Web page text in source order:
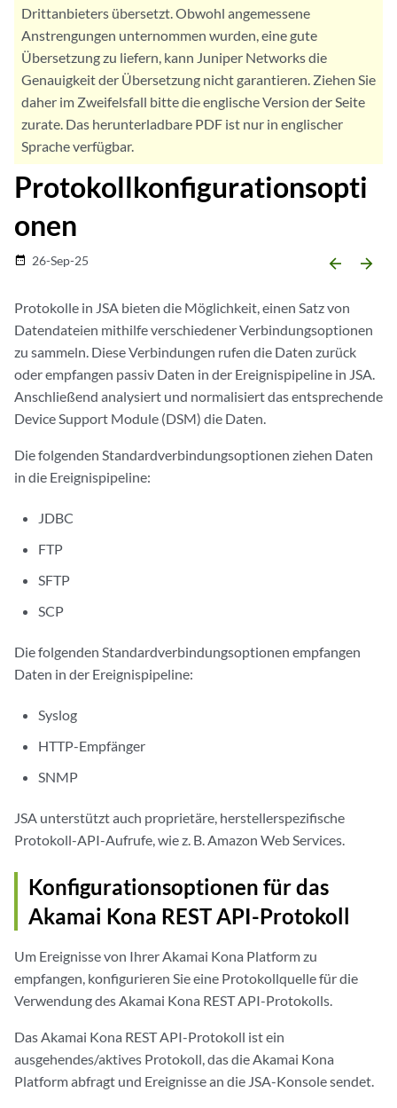
Drittanbieters übersetzt. Obwohl angemessene
Anstrengungen unternommen wurden, eine gute
Übersetzung zu liefern, kann Juniper Networks die
Genauigkeit der Übersetzung nicht garantieren. Ziehen Sie
daher im Zweifelsfall bitte die englische Version der Seite
zurate. Das herunterladbare PDF ist nur in englischer
Sprache verfügbar.
Protokollkonfigurationsopti
onen
date_range 26-Sep-25 arrow_backward arrow_forward
Protokolle in JSA bieten die Möglichkeit, einen Satz von
Datendateien mithilfe verschiedener Verbindungsoptionen
zu sammeln. Diese Verbindungen rufen die Daten zurück
oder empfangen passiv Daten in der Ereignispipeline in JSA.
Anschließend analysiert und normalisiert das entsprechende
Device Support Module (DSM) die Daten.
Die folgenden Standardverbindungsoptionen ziehen Daten
in die Ereignispipeline:
JDBC
FTP
SFTP
SCP
Die folgenden Standardverbindungsoptionen empfangen
Daten in der Ereignispipeline:
Syslog
HTTP-Empfänger
SNMP
JSA unterstützt auch proprietäre, herstellerspezifische
Protokoll-API-Aufrufe, wie z. B. Amazon Web Services.
Konfigurationsoptionen für das
Akamai Kona REST API-Protokoll
Um Ereignisse von Ihrer Akamai Kona Platform zu
empfangen, konfigurieren Sie eine Protokollquelle für die
Verwendung des Akamai Kona REST API-Protokolls.
Das Akamai Kona REST API-Protokoll ist ein
ausgehendes/aktives Protokoll, das die Akamai Kona
Platform abfragt und Ereignisse an die JSA-Konsolesendet.